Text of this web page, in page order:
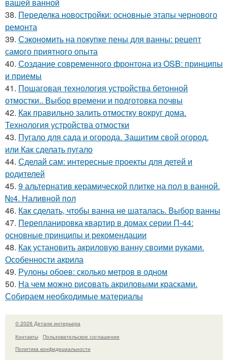
38. Переделка новостройки: основные этапы чернового
ремонта
39. Сэкономить на покупке пены для ванны: рецепт
самого приятного опыта
40. Создание современного фронтона из OSB: принципы
и приемы
41. Пошаговая технология устройства бетонной
отмостки.. Выбор времени и подготовка почвы
42. Как правильно залить отмостку вокруг дома.
Технология устройства отмостки
43. Пугало для сада и огорода. Защитим свой огород,
или Как сделать пугало
44. Сделай сам: интересные проекты для детей и
родителей
45. 9 альтернатив керамической плитке на пол в ванной.
№4. Наливной пол
46. Как сделать, чтобы ванна не шаталась. Выбор ванны
47. Перепланировка квартир в домах серии П-44:
основные принципы и рекомендации
48. Как установить акриловую ванну своими руками.
Особенности акрила
49. Рулоны обоев: сколько метров в одном
50. На чем можно рисовать акриловыми красками.
Собираем необходимые материалы
© 2026 Детали интерьера
Контакты
Пользовательское соглашение
Политика конфидециальности